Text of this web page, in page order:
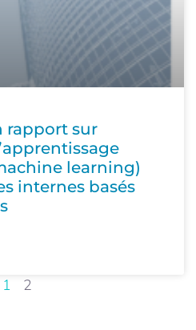
rapport sur
learning)
internes basés
1 2